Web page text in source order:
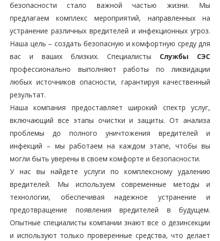
безопасности стало важной частью жизни. Мы
предлагаем комплекс мероприятий, направленных на
устранение различных вредителей и инфекционных угроз.
Наша цель – создать безопасную и комфортную среду для
вас и ваших близких. Специалисты Службы СЭС
профессионально выполняют работы по ликвидации
любых источников опасности, гарантируя качественный
результат.
Наша компания предоставляет широкий спектр услуг,
включающий все этапы очистки и защиты. От анализа
проблемы до полного уничтожения вредителей и
инфекций – мы работаем на каждом этапе, чтобы вы
могли быть уверены в своем комфорте и безопасности.
У нас вы найдете услуги по комплексному удалению
вредителей. Мы используем современные методы и
технологии, обеспечивая надежное устранение и
предотвращение появления вредителей в будущем.
Опытные специалисты компании знают все о дезинсекции
и используют только проверенные средства, что делает